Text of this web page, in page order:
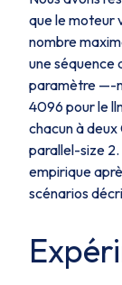
que le moteur
nombre
une séquence
paramètre —-
4096 pour le
chacun à
parallel-size
empirique
scénarios